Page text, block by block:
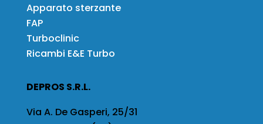
Apparato sterzante
FAP
Turboclinic
Ricambi E&E Turbo
DEPROS S.R.L.
Via A. De Gasperi, 25/31